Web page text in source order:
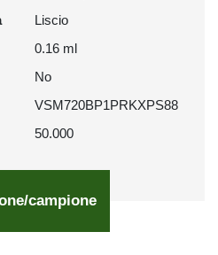
Liscio
0.16 ml
No
VSM720BP1PRKXPS88
50.000
campione